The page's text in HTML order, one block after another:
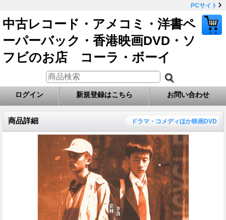
PCサイト
中古レコード・アメコミ・洋書ペ
ーパーバック・香港映画DVD・ソ
フビのお店 コーラ・ボーイ
ログイン 新規登録はこちら お問い合わせ
商品詳細 ドラマ・コメディほか映画DVD